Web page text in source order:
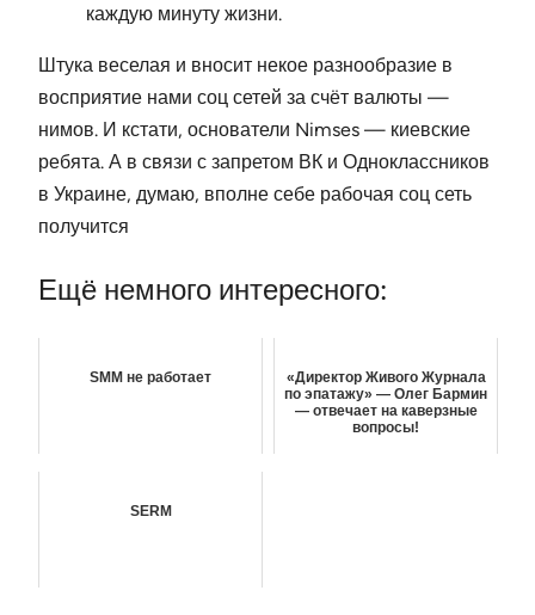
каждую минуту жизни.
Штука веселая и вносит некое разнообразие в
восприятие нами соц сетей за счёт валюты —
нимов. И кстати, основатели Nimses — киевские
ребята. А в связи с запретом ВК и Одноклассников
в Украине, думаю, вполне себе рабочая соц сеть
получится
Ещё немного интересного:
SMM не работает
«Директор Живого Журнала
по эпатажу» ― Олег Бармин
― отвечает на каверзные
вопросы!
SERM